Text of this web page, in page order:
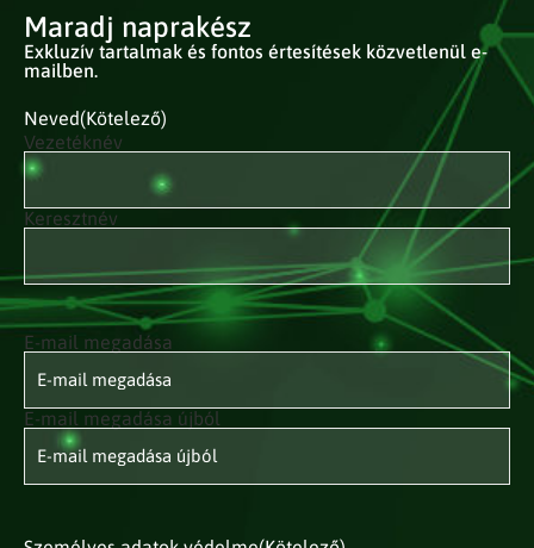
Maradj naprakész
Exkluzív tartalmak és fontos értesítések közvetlenül e-
mailben.
Neved(Kötelező)
Vezetéknév
Keresztnév
E-mail
címed(Kötelező)
E-mail megadása
E-mail megadása újból